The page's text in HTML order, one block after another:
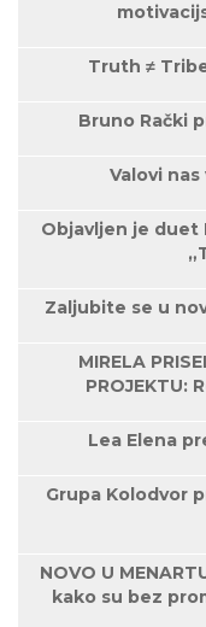
Truth ≠
Bruno Rački
Valovi
Objavljen je duet
Zaljubite se u
MIRELA
PROJEKTU:
Lea Elena
Grupa Kolodvor
NOVO U
kako su bez